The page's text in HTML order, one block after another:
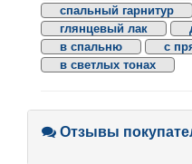
спальный гарнитур
глянцевый лак
в спальню
с
в светлых тонах
Отзывы